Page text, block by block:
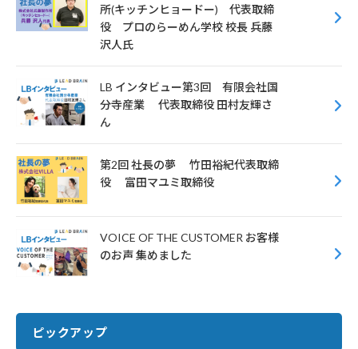
所(キッチンヒョードー) 代表取締
役 プロのらーめん学校 校長 兵藤
沢人氏
LB インタビュー第3回 有限会社国
分寺産業 代表取締役 田村友輝さ
ん
第2回 社長の夢 竹田裕紀代表取締
役 富田マユミ取締役
VOICE OF THE CUSTOMER お客様
のお声 集めました
ピックアップ